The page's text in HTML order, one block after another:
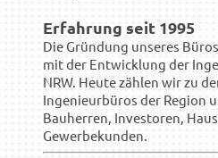
Erfahrung seit 1995
Die Gründung unseres
mit der Entwicklung der
NRW. Heute zählen wir zu
Ingenieurbüros der Region
Bauherren, Investoren,
Gewerbekunden.